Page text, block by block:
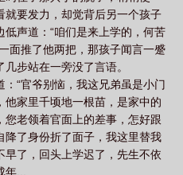
就要发力，却觉背后另一个孩子
声道：“咱们是来上学的，何苦
面推了他两把，那孩子闻言一蹙
步站在一旁没了言语。
“官爷别恼，我这兄弟虽是小门
家里千顷地一根苗，是家中的
老领着官面上的差事，怎好跟
了身份折了面子，我这里替我
早了，回头上学迟了，先生不依
...